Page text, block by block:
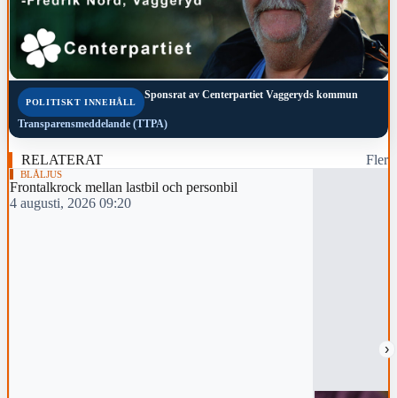
POLITISKT INNEHÅLL
Sponsrat av Centerpartiet Vaggeryds kommun
Transparensmeddelande (TTPA)
RELATERAT Fler
›
BLÅLJUS
Frontalkrock mellan lastbil och personbil
4 augusti, 2026 09:20